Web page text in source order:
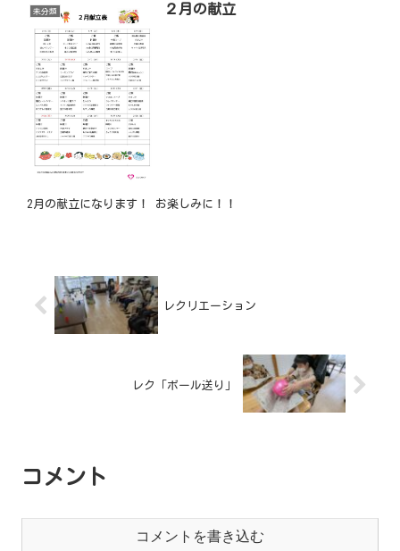
未分類 ２月の献立
2月の献立になります！ お楽しみに！！
レクリエーション
レク「ボール送り」
コメント
コメントを書き込む